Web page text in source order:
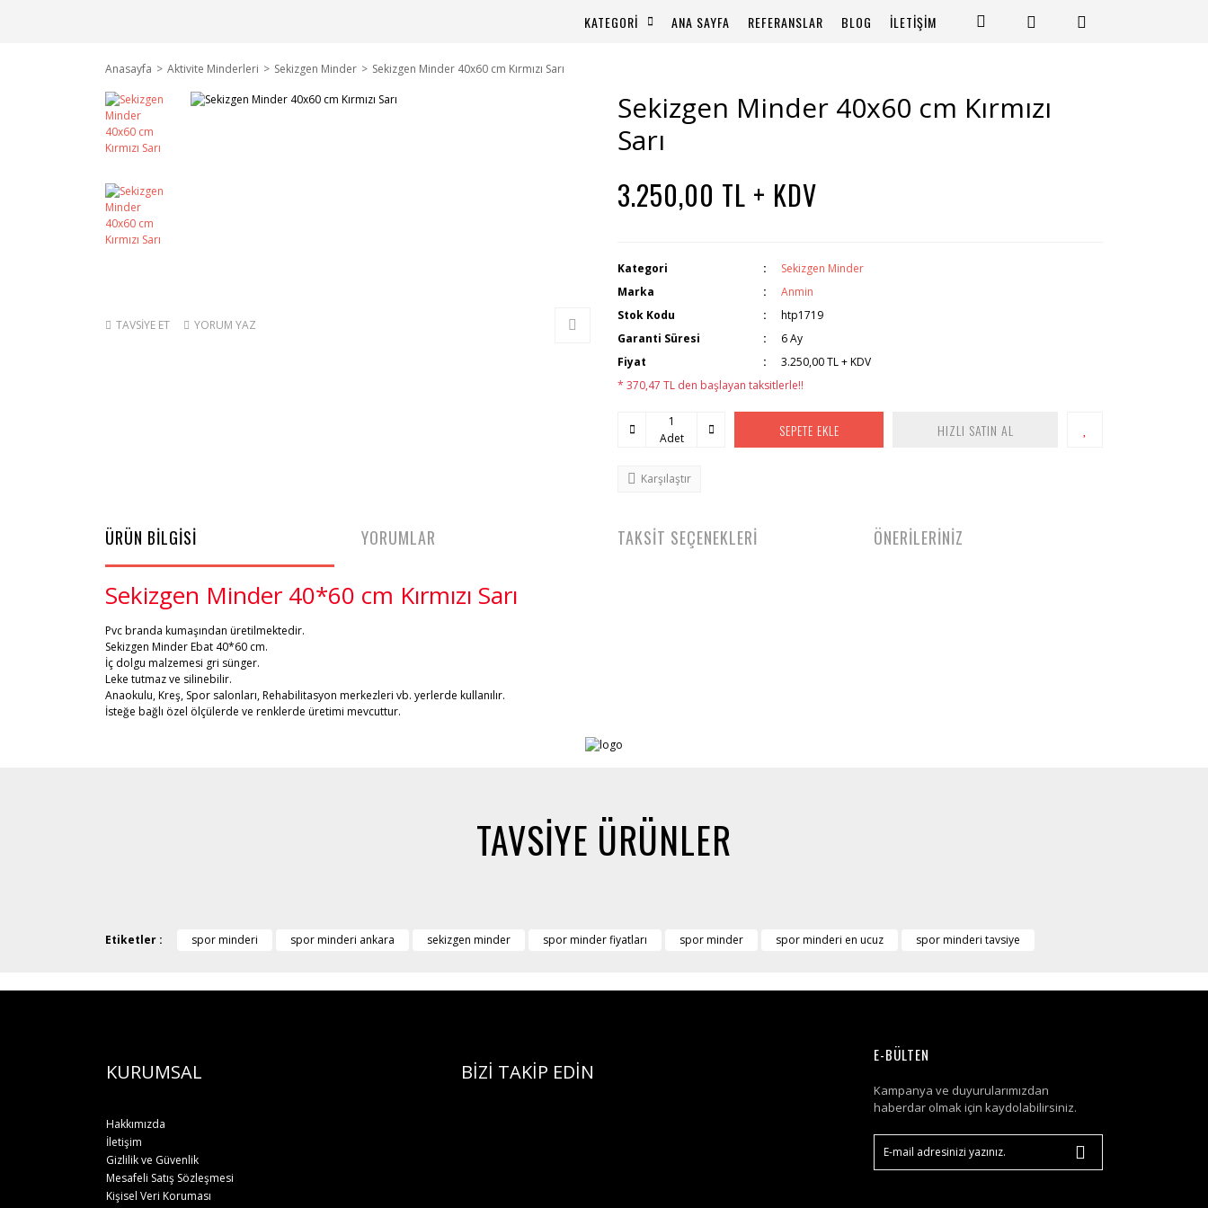
KATEGORİ ANA SAYFA REFERANSLAR BLOG İLETİŞİM
Anasayfa Aktivite Minderleri Sekizgen Minder Sekizgen Minder 40x60 cm Kırmızı Sarı
TAVSİYE ET YORUM YAZ
Sekizgen Minder 40x60 cm Kırmızı
Sarı
3.250,00 TL + KDV
Kategori
Sekizgen Minder
Marka
Anmin
Stok Kodu
htp1719
Garanti Süresi
6 Ay
Fiyat
3.250,00 TL + KDV
* 370,47 TL den başlayan taksitlerle!!
Adet SEPETE EKLE HIZLI SATIN AL
Karşılaştır
ÜRÜN BİLGİSİ
Sekizgen Minder 40*60 cm Kırmızı Sarı
Pvc branda kumaşından üretilmektedir.
Sekizgen Minder Ebat 40*60 cm.
İç dolgu malzemesi gri sünger.
Leke tutmaz ve silinebilir.
Anaokulu, Kreş, Spor salonları, Rehabilitasyon merkezleri vb. yerlerde kullanılır.
İsteğe bağlı özel ölçülerde ve renklerde üretimi mevcuttur.
YORUMLAR TAKSİT SEÇENEKLERİ ÖNERİLERİNİZ
TAVSİYE ÜRÜNLER
Etiketler : spor minderi spor minderi ankara sekizgen minder spor minder fiyatları spor minder spor minderi en ucuz spor minderi tavsiye
KURUMSAL BİZİ TAKİP EDİN
Hakkımızda
İletişim
Gizlilik ve Güvenlik
Mesafeli Satış Sözleşmesi
Kişisel Veri Koruması
E-BÜLTEN
Kampanya ve duyurularımızdan
haberdar olmak için kaydolabilirsiniz.